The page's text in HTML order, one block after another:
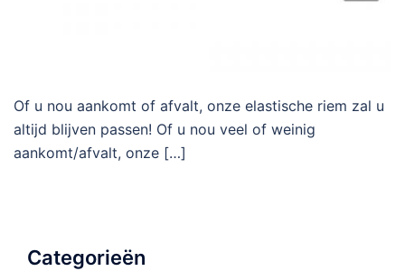
Of u nou aankomt of afvalt, onze elastische riem zal u
altijd blijven passen! Of u nou veel of weinig
aankomt/afvalt, onze […]
Categorieën